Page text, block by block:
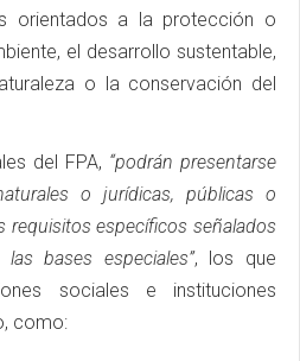
orientados a la protección o
el desarrollo sustentable,
o la conservación del
del FPA, “podrán presentarse
o jurídicas, públicas o
requisitos específicos señalados
bases especiales”, los que
sociales e instituciones
como: